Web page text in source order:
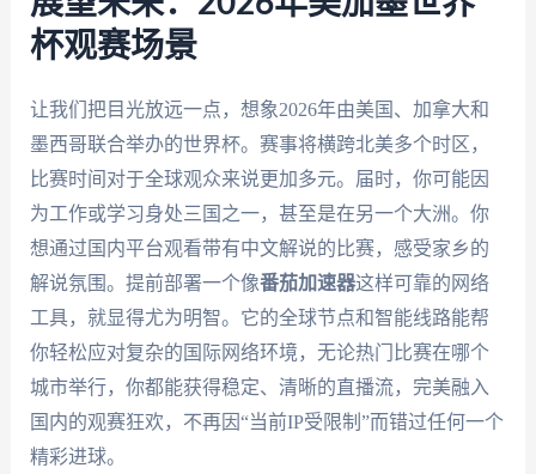
杯观赛场景
让我们把目光放远一点，想象2026年由美国、加拿大和
墨西哥联合举办的世界杯。赛事将横跨北美多个时区，
比赛时间对于全球观众来说更加多元。届时，你可能因
为工作或学习身处三国之一，甚至是在另一个大洲。你
想通过国内平台观看带有中文解说的比赛，感受家乡的
解说氛围。提前部署一个像番茄加速器这样可靠的网络
工具，就显得尤为明智。它的全球节点和智能线路能帮
你轻松应对复杂的国际网络环境，无论热门比赛在哪个
城市举行，你都能获得稳定、清晰的直播流，完美融入
国内的观赛狂欢，不再因“当前IP受限制”而错过任何一个
精彩进球。